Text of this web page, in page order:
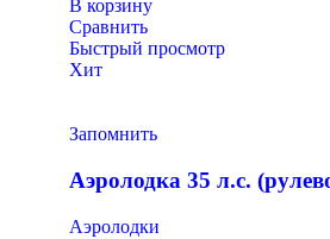
В корзину
Сравнить
Быстрый просмотр
Хит
Запомнить
Аэролодка 35 л.с.
Аэролодки